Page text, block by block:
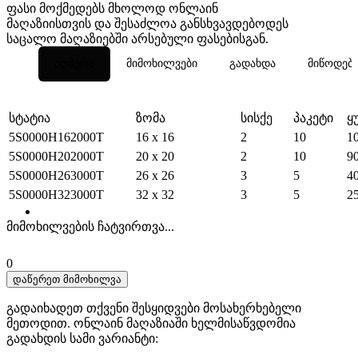
ფასი მოქმედებს მხოლოდ ონლაინ
მაღაზიისთვის და შესაძლოა განსხვავდებოდეს
საცალო მაღაზიებში არსებული ფასებისგან.
მიმოხილვები გადახდა მიწოდება
სტატია ზომა სისქე პაკეტი
5S0000H162000T
16 x 16 2 10
5S0000H202000T
20 x 20 2 10
5S0000H263000T
26 x 26 3 5
5S0000H323000T
32 x 32 3 5
მიმოხილვების ჩატვირთვა...
0
დაწერეთ მიმოხილვა
გადაიხადეთ თქვენი შესყიდვები მოსახერხებელი
მეთოდით. ​​ონლაინ მაღაზიაში ხელმისაწვდომია
გადახდის სამი ვარიანტი: